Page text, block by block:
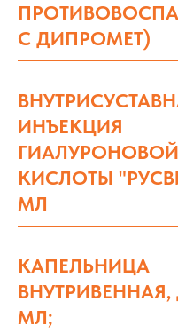
С ДИПРОМЕТ)
ИНЪЕКЦИЯ
ГИАЛУРОНОВОЙ
КИСЛОТЫ
МЛ
КАПЕЛЬНИЦА
ВНУТРИВЕННАЯ,
МЛ;